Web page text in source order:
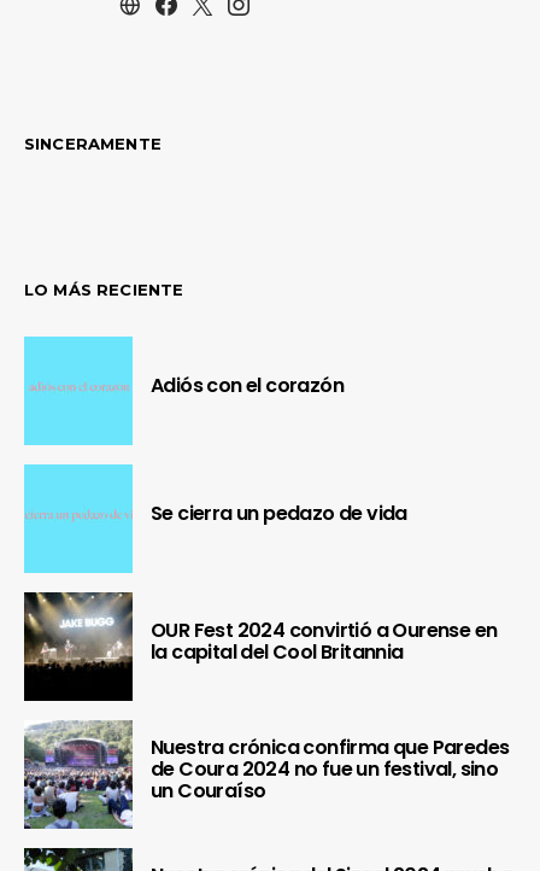
SINCERAMENTE
LO MÁS RECIENTE
Adiós con el corazón
Se cierra un pedazo de vida
OUR Fest 2024 convirtió a Ourense en
la capital del Cool Britannia
Nuestra crónica confirma que Paredes
de Coura 2024 no fue un festival, sino
un Couraíso